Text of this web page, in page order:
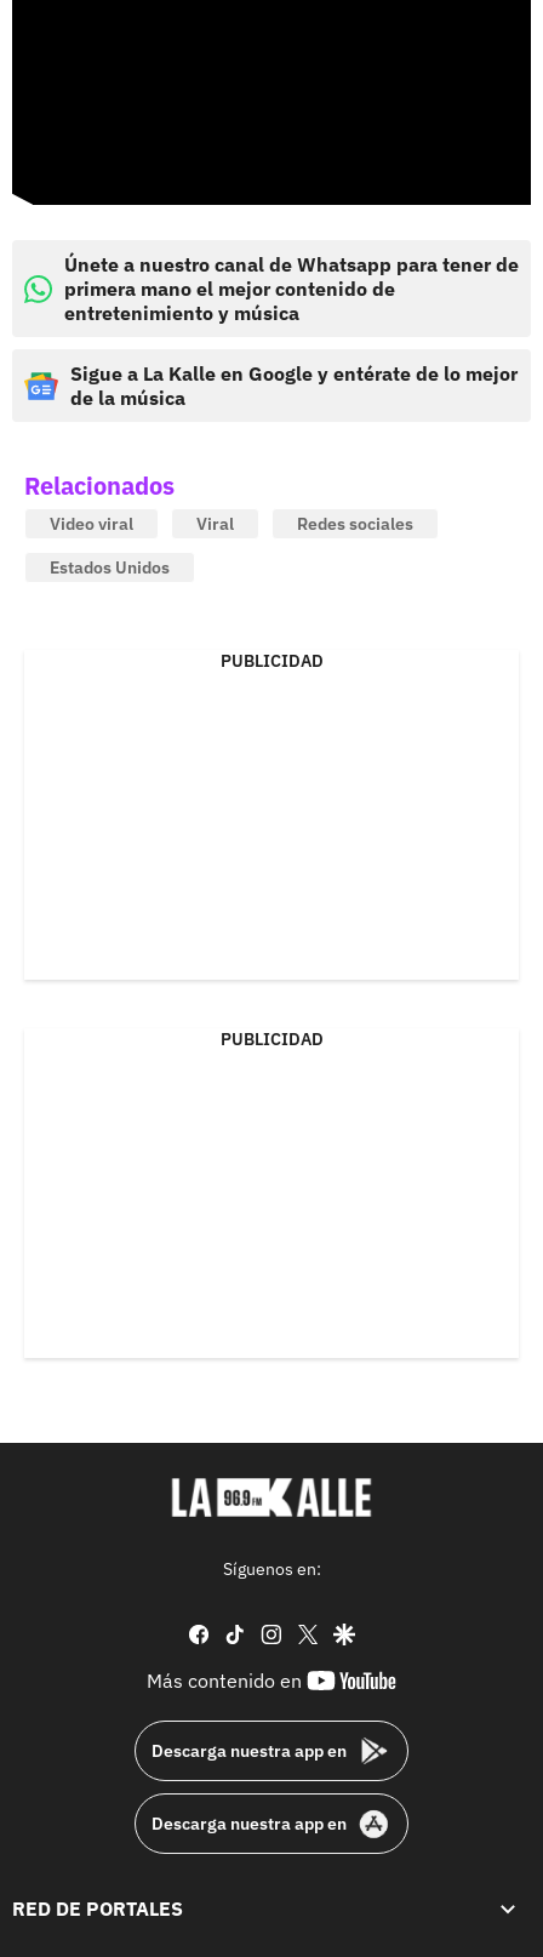
Únete a nuestro canal de Whatsapp para tener de
primera mano el mejor contenido de
entretenimiento y música
Sigue a La Kalle en Google y entérate de lo mejor
de la música
Relacionados
Video viral Viral
Redes sociales
Estados Unidos
PUBLICIDAD
PUBLICIDAD
Síguenos en:
facebook
tiktok instagram
twittergoogle
Más contenido en
youtube-
Descarga nuestra app en
Descarga nuestra app en
RED DE PORTALES